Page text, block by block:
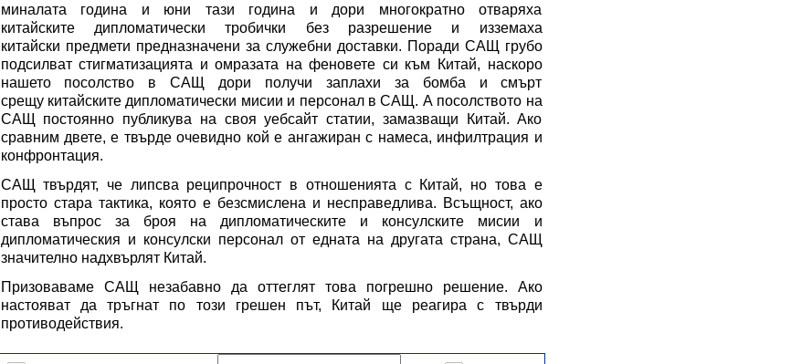
миналата година и юни тази година и дори многократно отваряха
китайскитедипломатическитробички без разрешениеи изземаха
китайски предмети предназначени за служебни доставки. Поради САЩ грубо
подсилват стигматизацията и омразата на феновете си към Китай, наскоро
нашето посолство в САЩ дори получи заплахи за бомба и смърт
срещукитайските дипломатически мисии и персонал в САЩ. А посолството на
САЩ постоянно публикува на своя уебсайт статии, замазващи Китай. Ако
сравним двете, е твърде очевидно кой е ангажиран с намеса, инфилтрация и
конфронтация.
САЩ
твърдят, че липсва реципрочност в отношенията сКитай, но това е
простостара тактика, която ебезсмислена и несправедлива. Всъщност, ако
става въпрос за броя на дипломатическите и консулските мисии и
дипломатическия и консулски персоналот едната на другата страна, САЩ
значително надхвърлятКитай.
Призоваваме САЩ незабавно да оттегляттова погрешно решение. Ако
настояватда тръгнат по този грешен път, Китай ще реагира с твърди
противодействия.